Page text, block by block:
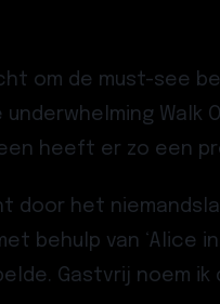
om de must-see
Walk
heeft er zo een
door het
behulp van ‘Alice
Gastvrij noem ik